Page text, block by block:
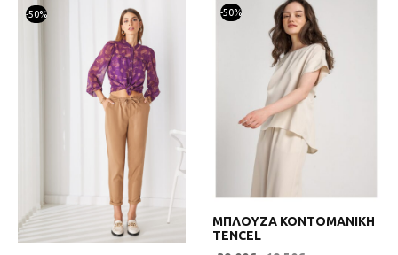
-50% -50%
ΜΠΛΟΥΖΑ ΚΟΝΤΟΜΑΝΙΚΗ
TENCEL